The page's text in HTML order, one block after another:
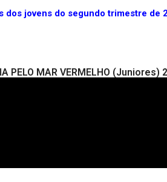
dos jovens do segundo trimestre de
PELO MAR VERMELHO (Juniores)